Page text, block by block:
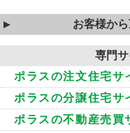
お客様か
専門
ポラスの注文住宅サ
ポラスの分譲住宅サ
ポラスの不動産売買